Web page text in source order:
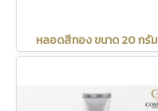
หลอดสีทอง ขนาด 20 กรัม